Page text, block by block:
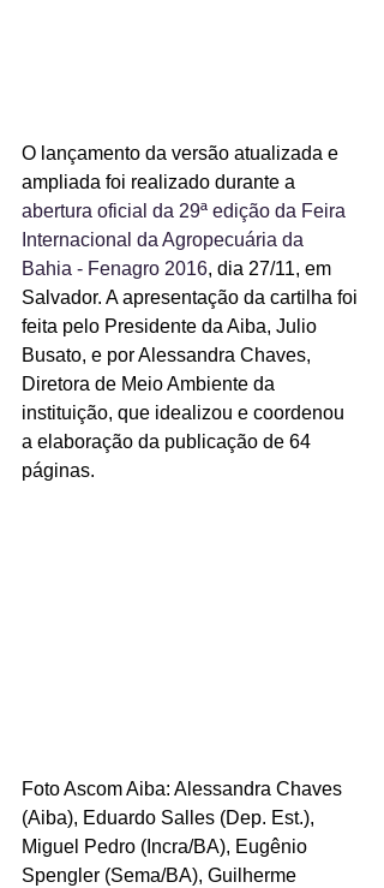
O lançamento da versão atualizada e
ampliada foi realizado durante a
abertura oficial da 29ª edição da Feira
Internacional da Agropecuária da
Bahia - Fenagro 2016, dia 27/11, em
Salvador. A apresentação da cartilha foi
feita pelo Presidente da Aiba, Julio
Busato, e por Alessandra Chaves,
Diretora de Meio Ambiente da
instituição, que idealizou e coordenou
a elaboração da publicação de 64
páginas.
Foto Ascom Aiba: Alessandra Chaves
(Aiba), Eduardo Salles (Dep. Est.),
Miguel Pedro (Incra/BA), Eugênio
Spengler (Sema/BA), Guilherme